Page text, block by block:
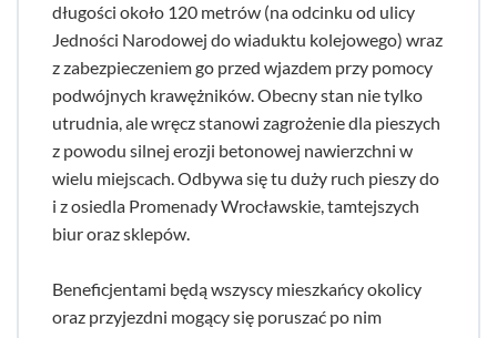
długości około 120 metrów (na odcinku od ulicy
Jedności Narodowej do wiaduktu kolejowego) wraz
z zabezpieczeniem go przed wjazdem przy pomocy
podwójnych krawężników. Obecny stan nie tylko
utrudnia, ale wręcz stanowi zagrożenie dla pieszych
z powodu silnej erozji betonowej nawierzchni w
wielu miejscach. Odbywa się tu duży ruch pieszy do
i z osiedla Promenady Wrocławskie, tamtejszych
biur oraz sklepów.
Beneficjentami będą wszyscy mieszkańcy okolicy
oraz przyjezdni mogący się poruszać po nim